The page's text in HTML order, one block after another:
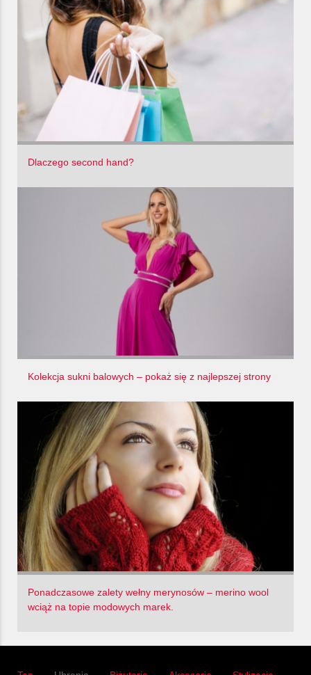
Dlaczego second hand?
Kolekcja sukni balowych – pokaż się z najlepszej strony
Ponadczasowe zalety wełny merynosów – merino wool
wciąż na topie modowych marek.